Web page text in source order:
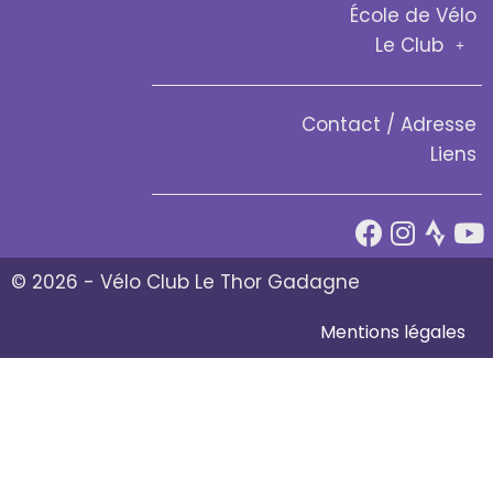
École de Vélo
Le Club
Contact / Adresse
Liens
© 2026 - Vélo Club Le Thor Gadagne
Mentions légales